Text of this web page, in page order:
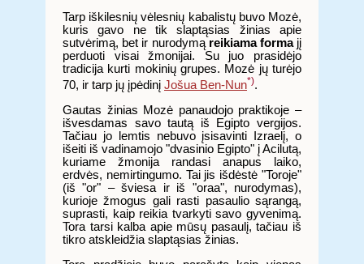
Tarp iškilesnių vėlesnių kabalistų buvo Mozė,
kuris gavo ne tik slaptąsias žinias apie
sutvėrimą, bet ir nurodymą reikiama formajį
perduoti visai žmonijai. Su juo prasidėjo
tradicija kurti mokinių grupes. Mozė jų turėjo
70, ir tarp jų įpėdinį Jošua Ben-Nun*).
Gautas žinias Mozė panaudojo praktikoje –
išvesdamas savo tautą iš Egipto vergijos.
Tačiau jo lemtis nebuvo įsisavinti Izraelį, o
išeiti iš vadinamojo "dvasinio Egipto" į Acilutą,
kuriame žmonija randasi anapus laiko,
erdvės, nemirtingumo. Tai jis išdėstė "Toroje"
(iš "or" – šviesa ir iš "oraa", nurodymas),
kurioje žmogus gali rasti pasaulio sąrangą,
suprasti, kaip reikia tvarkyti savo gyvenimą.
Tora tarsi kalba apie mūsų pasaulį, tačiau iš
tikro atskleidžia slaptąsias žinias.